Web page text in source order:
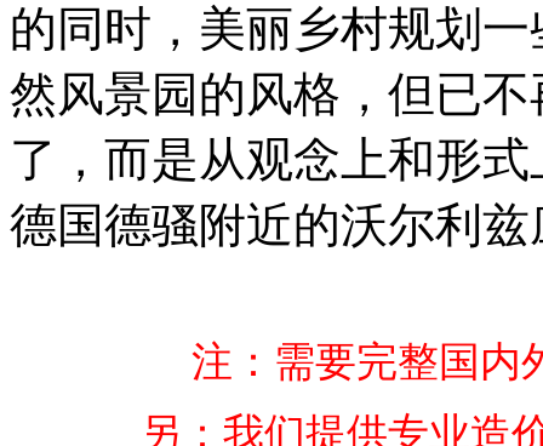
的同时，美丽乡村规划
然风景园的风格，但已
了，而是从观念上和形
德国德骚附近的沃尔利兹
注：需要完整国内
另：我们提供专业造